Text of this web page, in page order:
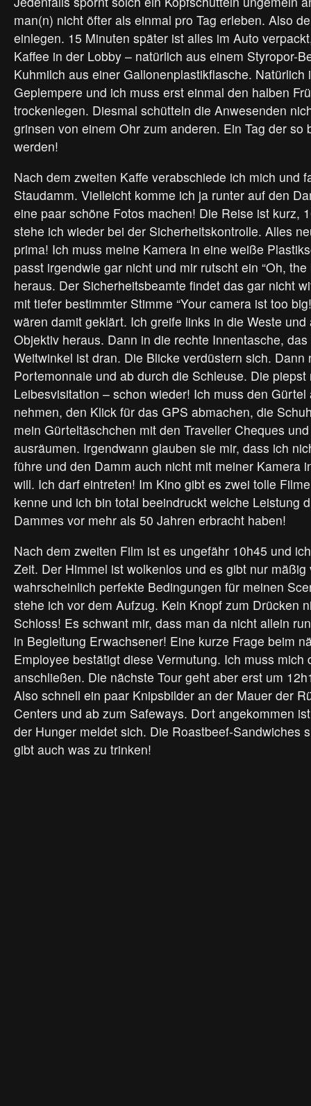
man(n) nicht öfter als einmal pro Tag erleben. Also
einlegen. 15 Minuten später ist alles im Auto
Kaffee in der Lobby – natürlich aus einem Styropor-
Kuhmilch aus einer Gallonenplastikflasche. Natürlich
Geplempere und ich muss erst einmal den halben
trockenlegen. Diesmal schütteln die Anwesenden
grinsen von einem Ohr zum anderen. Ein Tag der so
werden!
Nach dem zweiten Kaffe verabschiede ich mich und
Staudamm. Vielleicht komme ich ja runter auf den
eine paar schöne Fotos machen! Die Reise ist kurz,
stehe ich wieder bei der Sicherheitskontrolle. Alles
prima! Ich muss meine Kamera in eine weiße
passt irgendwie gar nicht und mir rutscht ein “Oh, the
heraus. Der Sicherheitsbeamte findet das gar nicht
mit tiefer bestimmter Stimme “Your camera ist too
wären damit geklärt. Ich greife links in die Weste
Objektiv heraus. Dann in die rechte Innentasche,
Weitwinkel ist dran. Die Blicke verdüstern sich. Dann
Portemonnaie und ab durch die Schleuse. Die
Leibesvisitation – schon wieder! Ich muss den Gürtel
nehmen, den Klick für das GPS abmachen, die
mein Gürteltäschchen mit den Traveller Cheques
ausräumen. Irgendwann glauben sie mir, dass ich
führe und den Damm auch nicht mit meiner Kamera
will. Ich darf eintreten! Im Kino gibt es zwei tolle
kenne und ich bin total beeindruckt welche Leistung
Dammes vor mehr als 50 Jahren erbracht haben!
Nach dem zweiten Film ist es ungefähr 10h45 und
Zeit. Der Himmel ist wolkenlos und es gibt nur mäßig
wahrscheinlich perfekte Bedingungen für meinen
stehe ich vor dem Aufzug. Kein Knopf zum Drücken
Schloss! Es schwant mir, dass man da nicht allein
in Begleitung Erwachsener! Eine kurze Frage beim
Employee bestätigt diese Vermutung. Ich muss mich
anschließen. Die nächste Tour geht aber erst um
Also schnell ein paar Knipsbilder an der Mauer der
Centers und ab zum Safeways. Dort angekommen
der Hunger meldet sich. Die Roastbeef-Sandwiches
gibt auch was zu trinken!